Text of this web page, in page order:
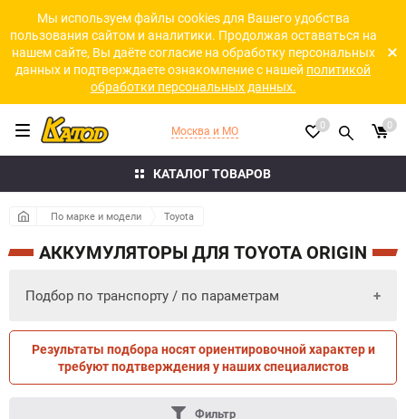
Мы используем файлы cookies для Вашего удобства
пользования сайтом и аналитики. Продолжая оставаться на
нашем сайте, Вы даёте согласие на обработку персональных
данных и подтверждаете ознакомление с нашей политикой
обработки персональных данных.
КАТАЛОГ ТОВАРОВ
Москва и МО 0 0
По марке и модели Toyota
АККУМУЛЯТОРЫ ДЛЯ TOYOTA ORIGIN
Подбор по транспорту / по параметрам
ПО ТРАНСПОРТУ ПО ПАРАМЕТРАМ
Результаты подбора носят ориентировочной характер и
требуют подтверждения у наших специалистов
Фильтр